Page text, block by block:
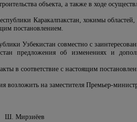
объекта, а также в ходе
Каракалпакстан, хокимы
постановлением.
Узбекистан совместно с
предложения об изменениях и
в соответствие с настоящим
возложить на заместителя Премьер-